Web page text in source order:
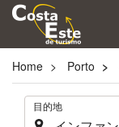
Home Porto
. 目的地